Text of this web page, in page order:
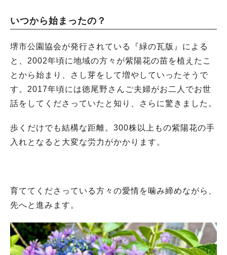
いつから始まったの？
堺市公園協会が発行されている『緑の瓦版』による
と、2002年頃に地域の方々が紫陽花の苗を植えたこ
とから始まり、さし芽をして増やしていったそうで
す。2017年頃には徳尾野さんご夫婦がお二人でお世
話をしてくださっていたと知り、さらに驚きました。
歩くだけでも結構な距離。300株以上もの紫陽花の手
入れとなると大変な労力がかかります。
育ててくださっている方々の愛情を噛み締めながら、
先へと進みます。